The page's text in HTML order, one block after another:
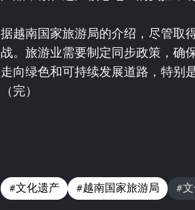
据越南国家旅游局的介绍，尽管取
战。旅游业需要制定同步政策，确
走向绿色和可持续发展道路，特别
（完）
#文化遗产 #越南国家旅游局 #